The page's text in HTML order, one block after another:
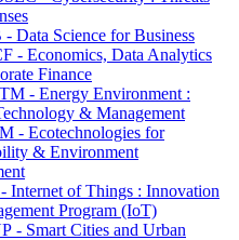
Data Science for Business
- Economics, Data Analytics
Finance
- Energy Environment :
& Management
- Ecotechnologies for
& Environment
Internet of Things : Innovation
Program (IoT)
- Smart Cities and Urban